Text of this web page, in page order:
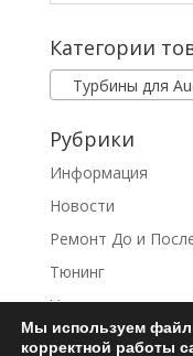
Категории
Турбины для
Рубрики
Информация
Новости
Ремонт До и
Тюнинг
Услуги
Мы используем
корректной работы